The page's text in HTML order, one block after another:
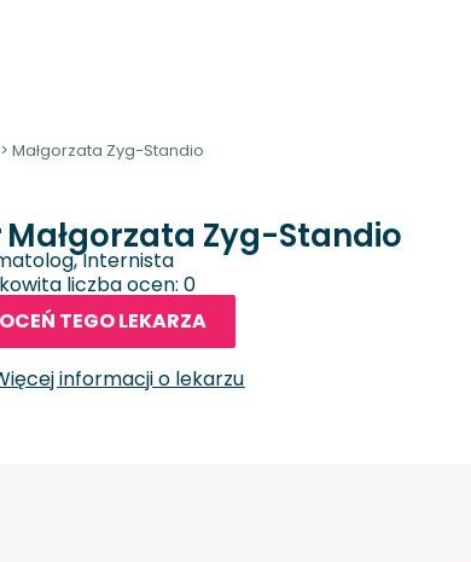
> Małgorzata Zyg-Standio
Małgorzata Zyg-Standio
Internista
liczba ocen: 0
OCEŃ TEGO LEKARZA
informacji o lekarzu